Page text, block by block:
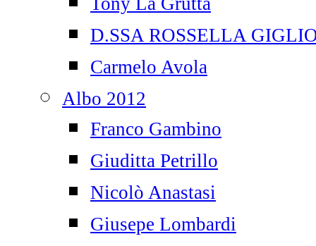
D.SSA ROSSELLA
Carmelo Avola
Albo 2012
Franco Gambino
Giuditta Petrillo
Nicolò Anastasi
Giusepe Lombardi